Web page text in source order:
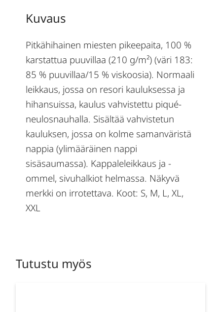
Kuvaus
Pitkähihainen miesten pikeepaita, 100 %
karstattua puuvillaa (210 g/m²) (väri 183:
85 % puuvillaa/15 % viskoosia). Normaali
leikkaus, jossa on resori kauluksessa ja
hihansuissa, kaulus vahvistettu piqué-
neulosnauhalla. Sisältää vahvistetun
kauluksen, jossa on kolme samanväristä
nappia (ylimääräinen nappi
sisäsaumassa). Kappaleleikkaus ja -
ommel, sivuhalkiot helmassa. Näkyvä
merkki on irrotettava. Koot: S, M, L, XL,
XXL
Tutustu myös